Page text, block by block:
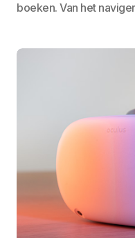
boeken. Van het